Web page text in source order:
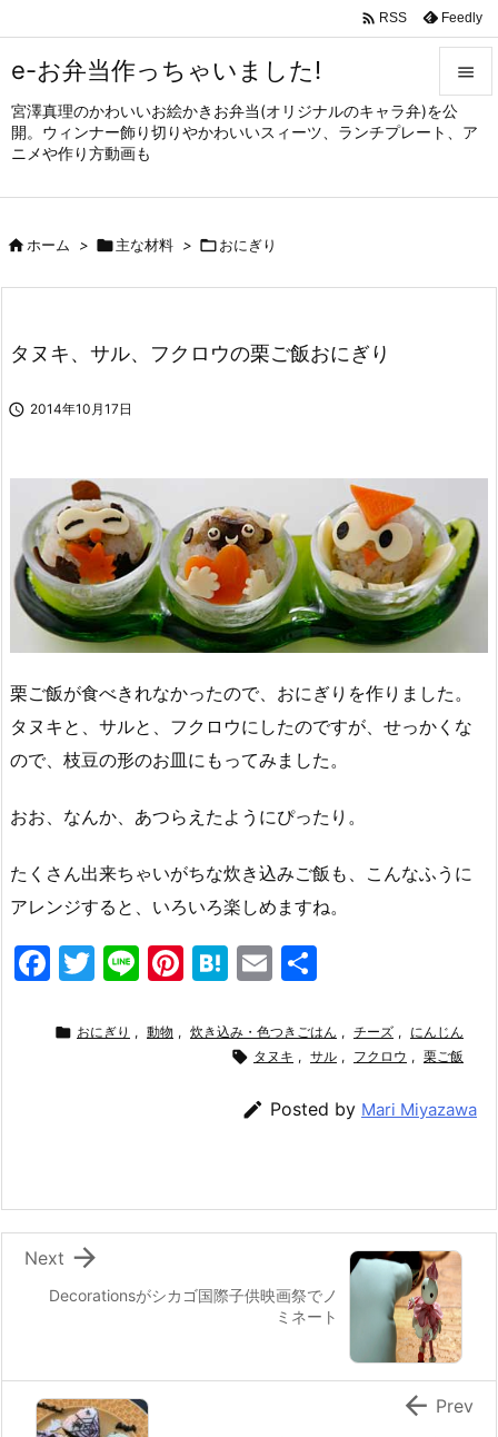
e-お弁当作っちゃいました!
宮澤真理のかわいいお絵かきお弁当(オリジナルのキャラ弁)を公
開。ウィンナー飾り切りやかわいいスィーツ、ランチプレート、ア
ニメや作り方動画も


メニュ
サイド

 RSS Feedly
ホーム > 主な材料 > おにぎり
タヌキ、サル、フクロウの栗ご飯おにぎり
 2014年10月17日
栗ご飯が食べきれなかったので、おにぎりを作りました。
タヌキと、サルと、フクロウにしたのですが、せっかくな
ので、枝豆の形のお皿にもってみました。
おお、なんか、あつらえたようにぴったり。
たくさん出来ちゃいがちな炊き込みご飯も、こんなふうに
アレンジすると、いろいろ楽しめますね。
F
c
k
T
itt
Li
e
Pi
er
H
e
n
a
E
ai
l
 おにぎり , 動物 , 炊き込み・色つきごはん , チーズ , にんじん
 タヌキ , サル , フクロウ , 栗ご飯
 Posted by Mari Miyazawa
Decorationsがシカゴ国際子供映画祭でノ
ミネート

Next
 Prev